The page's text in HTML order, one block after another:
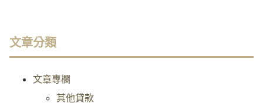
文章分類
文章專欄
其他貸款